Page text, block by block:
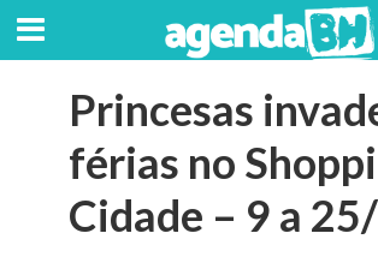
Princesas
férias no
Cidade – 9 a